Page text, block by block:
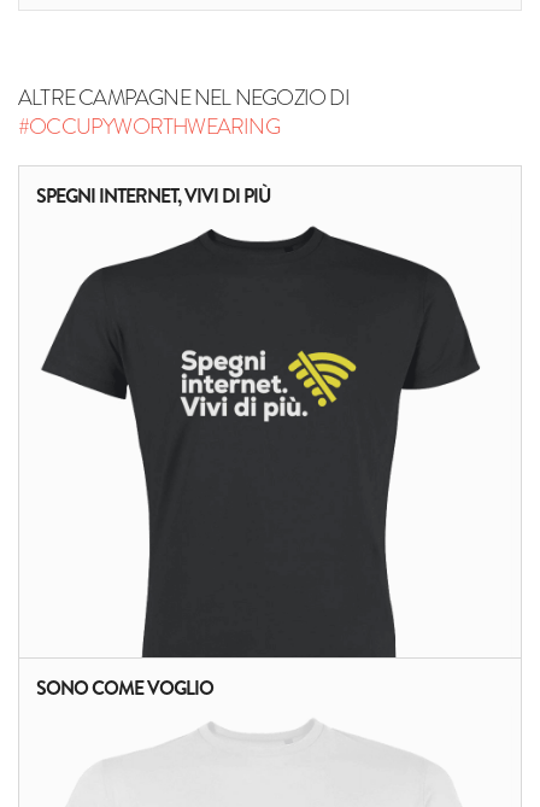
ALTRE CAMPAGNE NEL NEGOZIO DI
#OCCUPYWORTHWEARING
SPEGNI INTERNET, VIVI DI PIÙ
SONO COME VOGLIO